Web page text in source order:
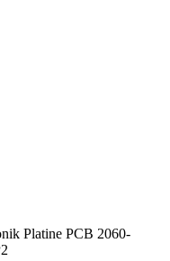
Platine PCB 2060-